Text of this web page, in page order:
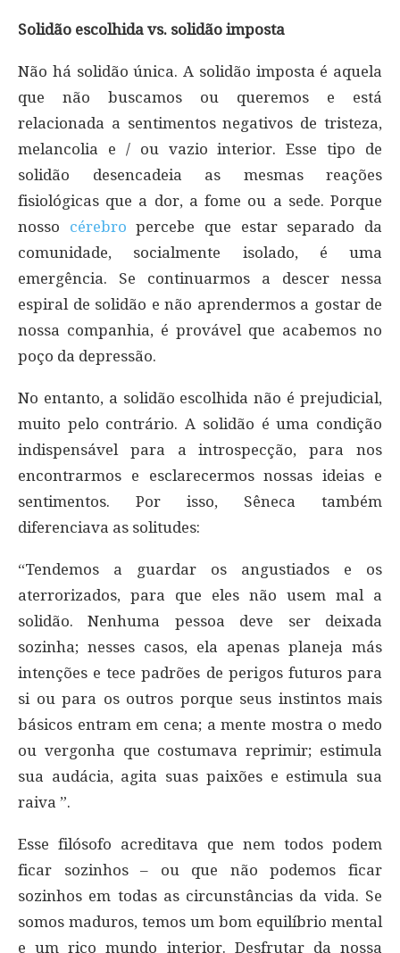
Solidão escolhida vs. solidão imposta
Não há solidão única. A solidão imposta é aquela
que não buscamos ou queremos e está
relacionada a sentimentos negativos de tristeza,
melancolia e / ou vazio interior. Esse tipo de
solidão desencadeia as mesmas reações
fisiológicas que a dor, a fome ou a sede. Porque
nosso cérebro percebe que estar separado da
comunidade, socialmente isolado, é uma
emergência. Se continuarmos a descer nessa
espiral de solidão e não aprendermos a gostar de
nossa companhia, é provável que acabemos no
poço da depressão.
No entanto, a solidão escolhida não é prejudicial,
muito pelo contrário. A solidão é uma condição
indispensável para a introspecção, para nos
encontrarmos e esclarecermos nossas ideias e
sentimentos. Por isso, Sêneca também
diferenciava as solitudes:
“Tendemos a guardar os angustiados e os
aterrorizados, para que eles não usem mal a
solidão. Nenhuma pessoa deve ser deixada
sozinha; nesses casos, ela apenas planeja más
intenções e tece padrões de perigos futuros para
si ou para os outros porque seus instintos mais
básicos entram em cena; a mente mostra o medo
ou vergonha que costumava reprimir; estimula
sua audácia, agita suas paixões e estimula sua
raiva ”.
Esse filósofo acreditava que nem todos podem
ficar sozinhos – ou que não podemos ficar
sozinhos em todas as circunstâncias da vida. Se
somos maduros, temos um bom equilíbrio mental
e um rico mundo interior. Desfrutar da nossa